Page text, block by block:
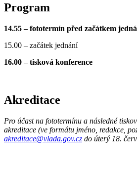
Program
14.55 – fototermín před začátkem
15.00 – začátek jednání
16.00 – tisková konference
Akreditace
Pro účast na fototermínu a následné
akreditace (ve formátu jméno, redakce,
akreditace@vlada.gov.cz do úterý 18.